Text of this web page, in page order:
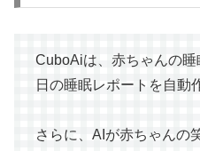
CuboAiは、赤ちゃんの
日の睡眠レポートを自動
さらに、AIが赤ちゃんの